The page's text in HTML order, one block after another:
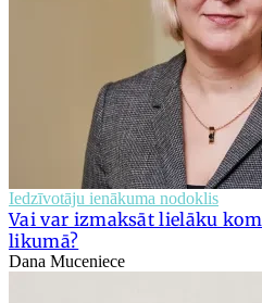
Iedzīvotāju ienākuma nodoklis
Vai var izmaksāt lielāku
likumā?
Dana Muceniece